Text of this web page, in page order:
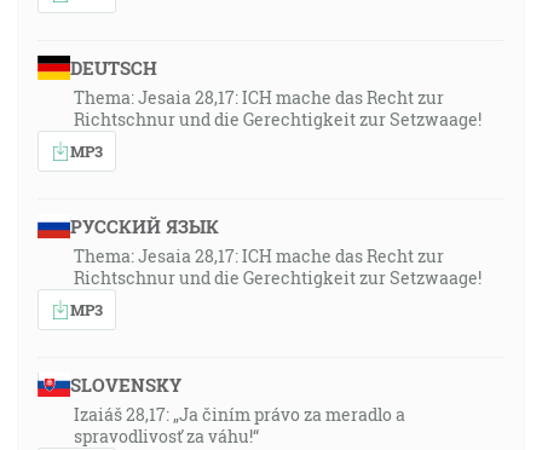
DEUTSCH
Thema: Jesaia 28,17: ICH mache das Recht zur
Richtschnur und die Gerechtigkeit zur Setzwaage!
MP3
РУССКИЙ ЯЗЫК
Thema: Jesaia 28,17: ICH mache das Recht zur
Richtschnur und die Gerechtigkeit zur Setzwaage!
MP3
SLOVENSKY
Izaiáš 28,17: „Ja činím právo za meradlo a
spravodlivosť za váhu!“